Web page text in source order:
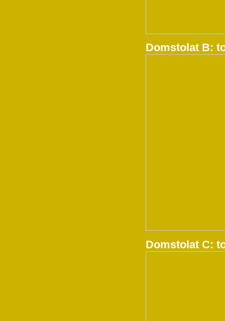
Domstolat B:
Domstolat C: